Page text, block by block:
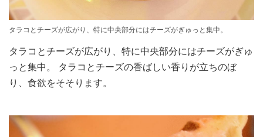
タラコとチーズが広がり、特に中央部分にはチーズがぎゅっと集中。
タラコとチーズが広がり、特に中央部分にはチーズがぎゅ
っと集中。 タラコとチーズの香ばしい香りが立ちのぼ
り、食欲をそそります。